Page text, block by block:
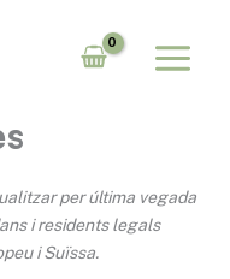
per última vegada
i residents legals
i Suïssa.
service
service
service
service
service
service
service
service
service
service
service